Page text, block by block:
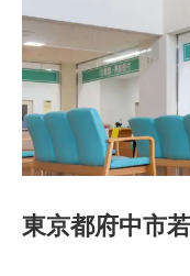
東京都府中市